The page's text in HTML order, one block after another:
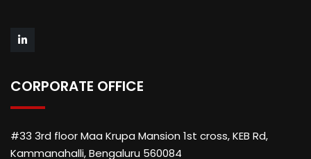
CORPORATE OFFICE
#33 3rd floor Maa Krupa Mansion 1st cross, KEB Rd,
Kammanahalli, Bengaluru 560084